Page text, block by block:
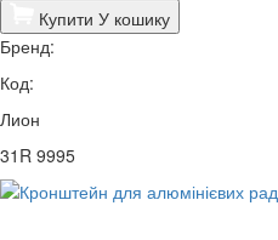
Купити У кошику
Бренд:
Код:
Лион
31R 9995